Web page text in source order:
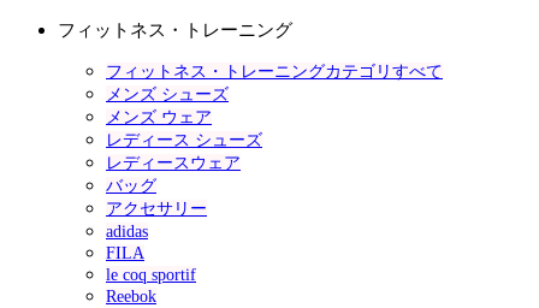
フィットネス・トレーニング
フィットネス・トレーニングカテゴリすべて
メンズ シューズ
メンズ ウェア
レディース シューズ
レディースウェア
バッグ
アクセサリー
adidas
FILA
le coq sportif
Reebok